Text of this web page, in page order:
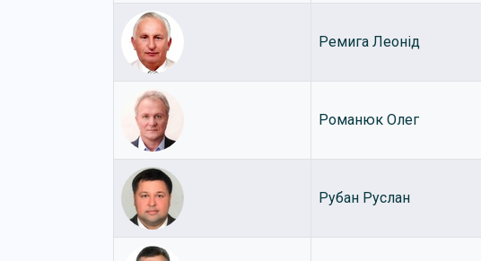
Ремига Леонід
Романюк Олег
Рубан Руслан